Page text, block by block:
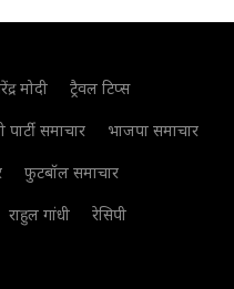
मोदी
ट्रैवल टिप्स
समाचार
भाजपा समाचार
फुटबॉल समाचार
राहुल गांधी
रेसिपी